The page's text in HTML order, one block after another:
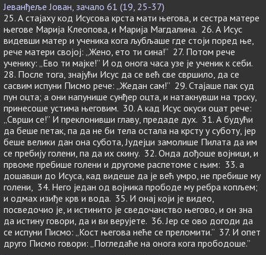
Јеванђеље Јован, зачало 61 (19, 25-37)
25. А стајаху код Исусова крста мати његова, и сестра матере
његове Марија Клеопова, и Марија Магдалина. 26. А Исус
видевши матер и ученика кога љубљаше где стоји поред ње,
рече матери својој: „Жено, ето ти сина!” 27. Потом рече
ученику: „Ево ти мајке!” И од онога часа узе је ученик к себи.
28. После тога, знајући Исус да се већ све свршило, да се
сасвим испуни Писмо рече: „Жедан сам!” 29. Стајаше пак суд
пун оцта; а они напунише сунђер оцта, и натакнувши на трску,
принесоше устима његовим. 30. А кад Исус окуси оцат рече:
„Сврши се!” И преклонивши главу, предаде дух. 31. А будући
да беше петак, па да не би тела остала на крсту у суботу, јер
беше велики дан она субота, Јудејци замолише Пилата да им
се пребију голени, па да их скину. 32. Онда дођоше војници, и
првоме пребише голени и другоме распетоме с њим: 33. а
дошавши до Исуса, кад видеше да је већ умро, не пребише му
голени, 34. Него један од војника прободе му ребра копљем;
и одмах изиђе крв и вода. 35. И онај који је видео,
посведочио је, и истинито је сведочанство његово, и он зна
да истину говори, да и ви верујете. 36. Јер се ово догоди да
се испуни Писмо: „Кост његова неће се преломити.” 37. И опет
друго Писмо говори: „Погледаће на онога кога прободоше.”